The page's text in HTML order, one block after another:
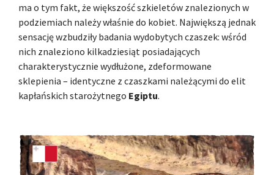
ma o tym fakt, że większość szkieletów znalezionych w
podziemiach należy właśnie do kobiet. Największą jednak
sensację wzbudziły badania wydobytych czaszek: wśród
nich znaleziono kilkadziesiąt posiadających
charakterystycznie wydłużone, zdeformowane
sklepienia – identyczne z czaszkami należącymi do elit
kapłańskich starożytnego Egiptu.